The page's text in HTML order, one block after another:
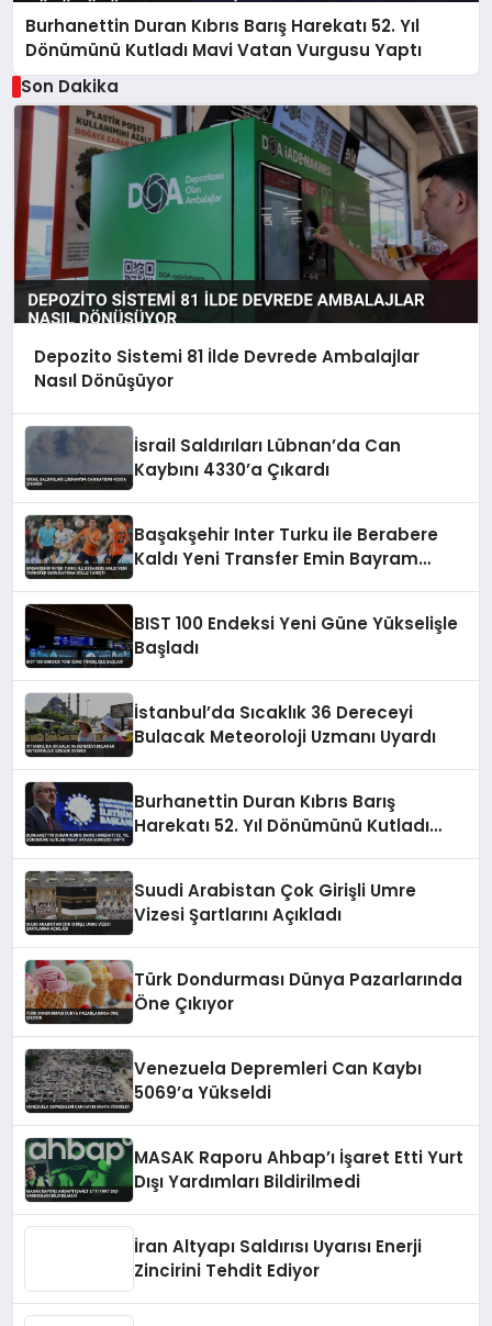
Burhanettin Duran Kıbrıs Barış Harekatı 52. Yıl
Dönümünü Kutladı Mavi Vatan Vurgusu Yaptı
Son Dakika
Depozito Sistemi 81 İlde Devrede Ambalajlar
Nasıl Dönüşüyor
İsrail Saldırıları Lübnan’da Can
Kaybını 4330’a Çıkardı
Başakşehir Inter Turku ile Berabere
Kaldı Yeni Transfer Emin Bayram
BIST 100 Endeksi Yeni Güne Yükselişle
Başladı
İstanbul’da Sıcaklık 36 Dereceyi
Bulacak Meteoroloji Uzmanı Uyardı
Burhanettin Duran Kıbrıs Barış
Harekatı 52. Yıl Dönümünü Kutladı
Suudi Arabistan Çok Girişli Umre
Vizesi Şartlarını Açıkladı
Türk Dondurması Dünya Pazarlarında
Öne Çıkıyor
Venezuela Depremleri Can Kaybı
5069’a Yükseldi
MASAK Raporu Ahbap’ı İşaret Etti Yurt
Dışı Yardımları Bildirilmedi
İran Altyapı Saldırısı Uyarısı Enerji
Zincirini Tehdit Ediyor